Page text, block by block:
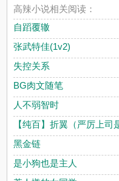
高辣小说相关阅读：
自蹈覆辙
张武特佳(1v2)
失控关系
BG肉文随笔
人不弱智时
【纯百】折翼（严厉上司
黑金链
是小狗也是主人